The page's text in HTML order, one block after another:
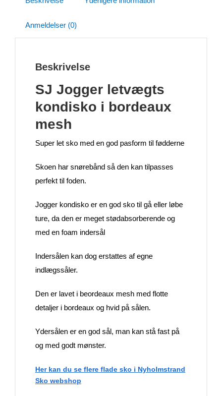
Anmeldelser (0)
Beskrivelse
SJ Jogger letvægts
kondisko i bordeaux
mesh
Super let sko med en god pasform til fødderne
Skoen har snørebånd så den kan tilpasses
perfekt til foden.
Jogger kondisko er en god sko til gå eller løbe
ture, da den er meget stødabsorberende og
med en foam indersål
Indersålen kan dog erstattes af egne
indlægssåler.
Den er lavet i beordeaux mesh med flotte
detaljer i bordeaux og hvid på sålen.
Ydersålen er en god sål, man kan stå fast på
og med godt mønster.
Her kan du se flere flade sko i Nyholmstrand
Sko webshop